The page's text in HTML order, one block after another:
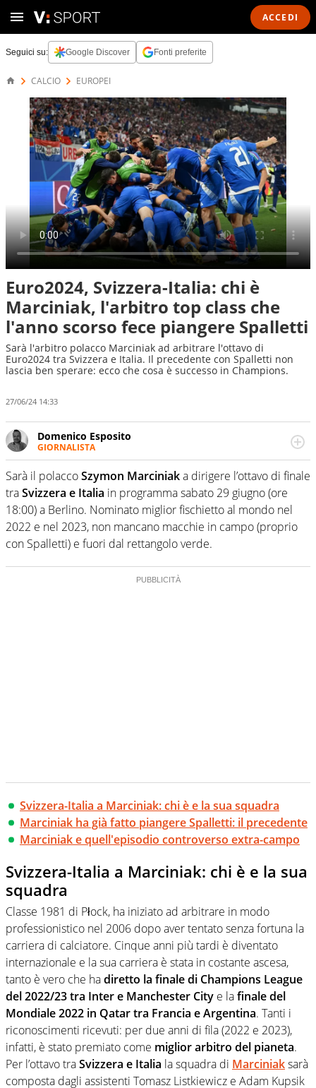
ACCEDI
Seguici su: Google Discover Fonti preferite
CALCIO EUROPEI
Euro2024, Svizzera-Italia: chi è
Marciniak, l'arbitro top class che
l'anno scorso fece piangere Spalletti
Sarà l'arbitro polacco Marciniak ad arbitrare l'ottavo di
Euro2024 tra Svizzera e Italia. Il precedente con Spalletti non
lascia ben sperare: ecco che cosa è successo in Champions.
27/06/24 14:33
Domenico Esposito
GIORNALISTA
Da vent’anni in campo e sul campo per vivere ogni evento
in tutte le sue sfaccettature. Passione smisurata per il
calcio e per la sfera di cuoio. Il pallone è una cosa
serissima, guai a dirgli di no
Sarà il polaccoSzymon Marciniaka dirigere l’ottavo di finale
traSvizzera e Italia in programma sabato 29 giugno (ore
18:00) a Berlino. Nominato miglior fischietto al mondo nel
2022 e nel 2023, non mancano macchie in campo (proprio
con Spalletti) e fuori dal rettangolo verde.
Svizzera-Italia a Marciniak: chi è e la sua squadra
Marciniak ha già fatto piangere Spalletti: il precedente
Marciniak e quell'episodio controverso extra-campo
Svizzera-Italia a Marciniak: chi è e la sua
squadra
Classe 1981 di Płock, ha iniziato ad arbitrare in modo
professionistico nel 2006 dopo aver tentato senza fortuna la
carriera di calciatore. Cinque anni più tardi è diventato
internazionale e la sua carriera è stata in costante ascesa,
tanto è vero che hadiretto la finale di Champions League
del 2022/23 tra Inter e Manchester City e lafinale del
Mondiale 2022 in Qatar tra Francia e Argentina. Tanti i
riconoscimenti ricevuti: per due anni di fila (2022 e 2023),
infatti, è stato premiato come miglior arbitro del pianeta.
Per l’ottavo traSvizzera e Italia la squadra di Marciniaksarà
composta dagli assistenti Tomasz Listkiewicz e Adam Kupsik